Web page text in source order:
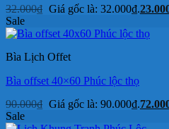
32.000₫ Giá gốc là: 32.000₫.
Sale
Bìa Lịch Offet
Bìa offset 40×60 Phúc lộc thọ
90.000₫ Giá gốc là: 90.000₫.
Sale